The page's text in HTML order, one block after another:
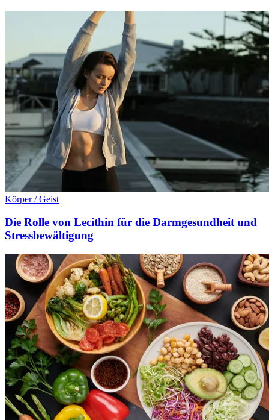
Körper / Geist
Die Rolle von Lecithin für die Darmgesundheit und
Stressbewältigung